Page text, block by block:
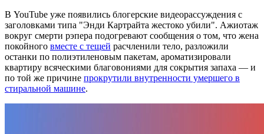
В YouTube уже появились блогерские видеорассуждения с
заголовками типа "Энди Картрайта жестоко убили". Ажиотаж
вокруг смерти рэпера подогревают сообщения о том, что жена
покойного вместе с тещей расчленили тело, разложили
останки по полиэтиленовым пакетам, ароматизировали
квартиру всяческими благовониями для сокрытия запаха — и
по той же причине прокрутили внутренности умершего в
стиральной машине.